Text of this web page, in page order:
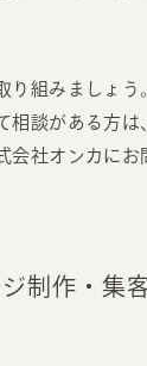
り組みましょう
相談がある方は
会社オンカにお
制作・集